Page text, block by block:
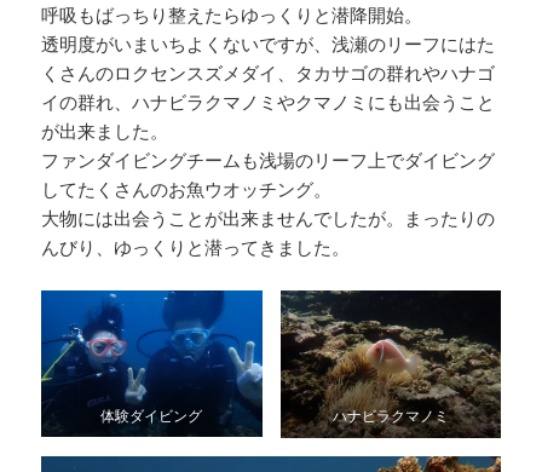
呼吸もばっちり整えたらゆっくりと潜降開始。
透明度がいまいちよくないですが、浅瀬のリーフにはた
くさんのロクセンスズメダイ、タカサゴの群れやハナゴ
イの群れ、ハナビラクマノミやクマノミにも出会うこと
が出来ました。
ファンダイビングチームも浅場のリーフ上でダイビング
してたくさんのお魚ウオッチング。
大物には出会うことが出来ませんでしたが。まったりの
んびり、ゆっくりと潜ってきました。
体験ダイビング ハナビラクマノミ